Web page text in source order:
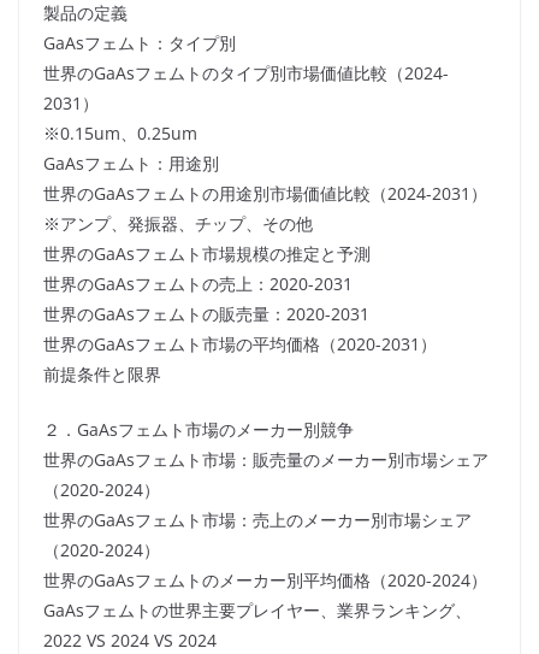
製品の定義
GaAsフェムト：タイプ別
世界のGaAsフェムトのタイプ別市場価値比較（2024-
2031）
※0.15um、0.25um
GaAsフェムト：用途別
世界のGaAsフェムトの用途別市場価値比較（2024-2031）
※アンプ、発振器、チップ、その他
世界のGaAsフェムト市場規模の推定と予測
世界のGaAsフェムトの売上：2020-2031
世界のGaAsフェムトの販売量：2020-2031
世界のGaAsフェムト市場の平均価格（2020-2031）
前提条件と限界
２．GaAsフェムト市場のメーカー別競争
世界のGaAsフェムト市場：販売量のメーカー別市場シェア
（2020-2024）
世界のGaAsフェムト市場：売上のメーカー別市場シェア
（2020-2024）
世界のGaAsフェムトのメーカー別平均価格（2020-2024）
GaAsフェムトの世界主要プレイヤー、業界ランキング、
2022 VS 2024 VS 2024